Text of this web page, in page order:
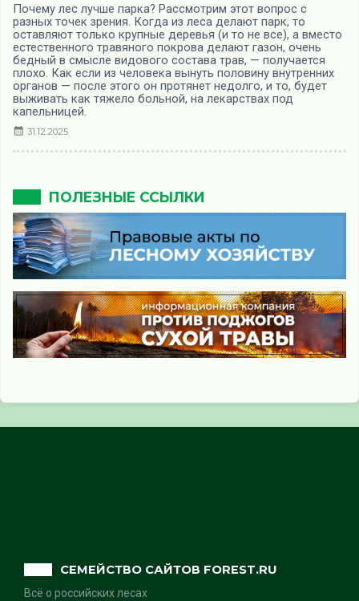
Почему лес лучше парка? Рассмотрим этот вопрос с
разных точек зрения. Когда из леса делают парк, то
оставляют только крупные деревья (и то не все), а вместо
естественного травяного покрова делают газон, очень
бедный в смысле видового состава трав, — получается
плохо. Как если из человека вынуть половину внутренних
органов — после этого он протянет недолго, и то, будет
выживать как тяжело больной, на лекарствах под
капельницей.
31.12.2025
ПОЛЕЗНЫЕ ССЫЛКИ
СЕМЕЙСТВО САЙТОВ FOREST.RU
Всё о российских лесах